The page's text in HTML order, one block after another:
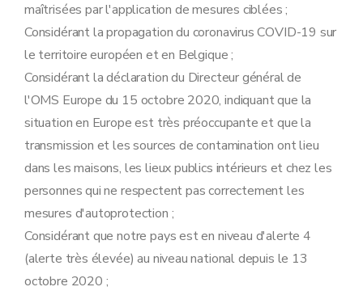
maîtrisées par l'application de mesures ciblées ;
Considérant la propagation du coronavirus COVID-19 sur
le territoire européen et en Belgique ;
Considérant la déclaration du Directeur général de
l'OMS Europe du 15 octobre 2020, indiquant que la
situation en Europe est très préoccupante et que la
transmission et les sources de contamination ont lieu
dans les maisons, les lieux publics intérieurs et chez les
personnes qui ne respectent pas correctement les
mesures d'autoprotection ;
Considérant que notre pays est en niveau d'alerte 4
(alerte très élevée) au niveau national depuis le 13
octobre 2020 ;